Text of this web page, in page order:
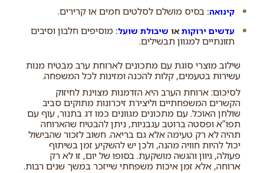
קינואה: בסיס מושלם לסלטים חמים או קרירים.
עדשים ירוקות או שיבולת שועל: מוסיפים חלבון וסיבים
תזונתיים למגוון תבשילים.
שילוב מוצרי סוגת עם מתכונים לארוחת ערב מבטיח מנות
עשירות בטעמים, קלות להכנה ומזינות לכל המשפחה.
לסיכום: ארוחת הערב היא הזדמנות מצוינת לחיזוק
הקשרים המשפחתיים וליצירת זיכרונות מתוקים סביב
שולחן האוכל. עם מתכונים מגוונים כמו דג בתנור, עוף עם
תפו”א ופסטה ברוטב עגבניות, ניתן להבטיח שהארוחה
תהיה לא רק טעימה אלא גם בריאה. חשוב לזכור שהבישול
יכול להיות חוויה מהנה, ולכן יש להשקיע זמן בשיתוף
פעולה, גיוון והגשה מושקעת. בסופו של יום, זו לא רק
ארוחה, אלא זמן איכות משפחתי שייזכר במשך שנים רבות.